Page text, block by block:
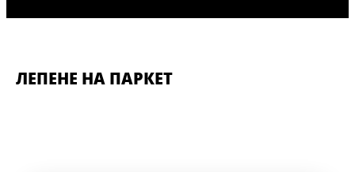
ЛЕПЕНЕ НА ПАРКЕТ